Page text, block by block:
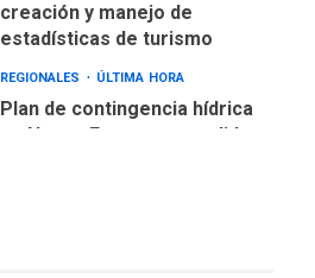
creación y manejo de
estadísticas de turismo
REGIONALES ÚLTIMA HORA
Plan de contingencia hídrica
en Nueva Esparta consolida